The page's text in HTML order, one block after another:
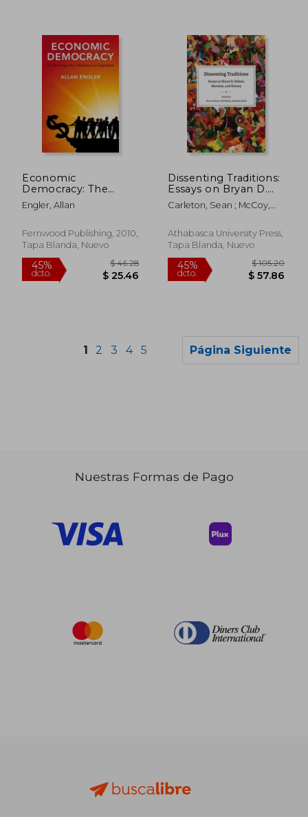
45% 45%
Economic
Democracy: The
Working-Class
Alternative to
Engler, Allan
Fernwood Publishing, 2010,
Tapa Blanda, Nuevo
Dissenting Traditions:
Essays on Bryan D.
Palmer, Marxism, and
History (en Inglés)
Carleton, Sean ; McCoy,
Athabasca University Press,
Tapa Blanda, Nuevo
1 2 3 4 5 Página Siguiente
Nuestras Formas de Pago